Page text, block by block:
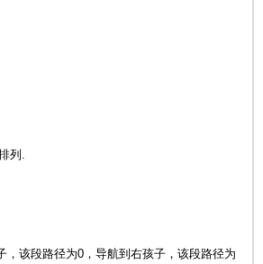
列.
该段路径为0，导航到右孩子，该段路径为